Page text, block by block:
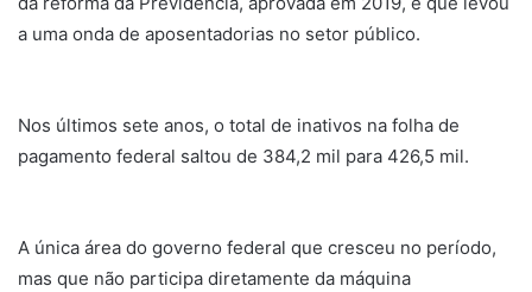
a uma onda de aposentadorias no setor público.
Nos últimos sete anos, o total de inativos na folha de
pagamento federal saltou de 384,2 mil para 426,5 mil.
A única área do governo federal que cresceu no período,
mas que não participa diretamente da máquina